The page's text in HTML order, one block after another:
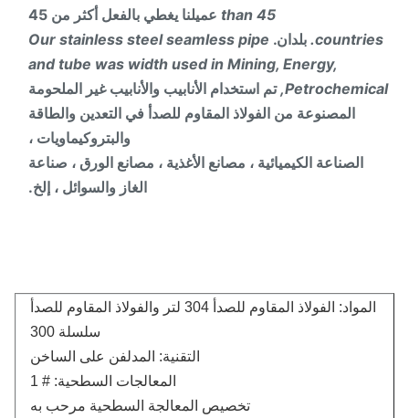
than 45 عميلنا يغطي بالفعل أكثر من 45
بلدان. Our stainless steel seamless pipe
and tube was width used in Mining, Energy,
تم استخدام الأنابيب والأنابيب غير الملحومة
المصنوعة من الفولاذ المقاوم للصدأ في التعدين والطاقة
والبتروكيماويات ،
الصناعة الكيميائية ، مصانع الأغذية ، مصانع الورق ، صناعة
الغاز والسوائل ، إلخ.
المواد: الفولاذ المقاوم للصدأ 304 لتر والفولاذ المقاوم للصدأ
سلسلة 300
التقنية: المدلفن على الساخن
المعالجات السطحية: # 1
تخصيص المعالجة السطحية مرحب به